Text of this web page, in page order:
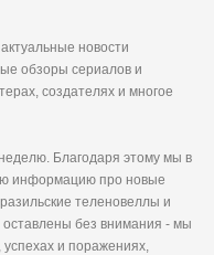
новости
обзоры сериалов и
создателях и многое
Благодаря этому мы в
информацию про новые
теленовеллы и
оставлены без внимания - мы
и поражениях,